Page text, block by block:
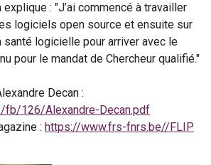
: "J’ai commencé à travailler
logiciels open source et ensuite sur
logicielle pour arriver avec le
pour le mandat de Chercheur qualifié."
Decan :
126/Alexandre-Decan.pdf
: https://www.frs-fnrs.be//FLIP